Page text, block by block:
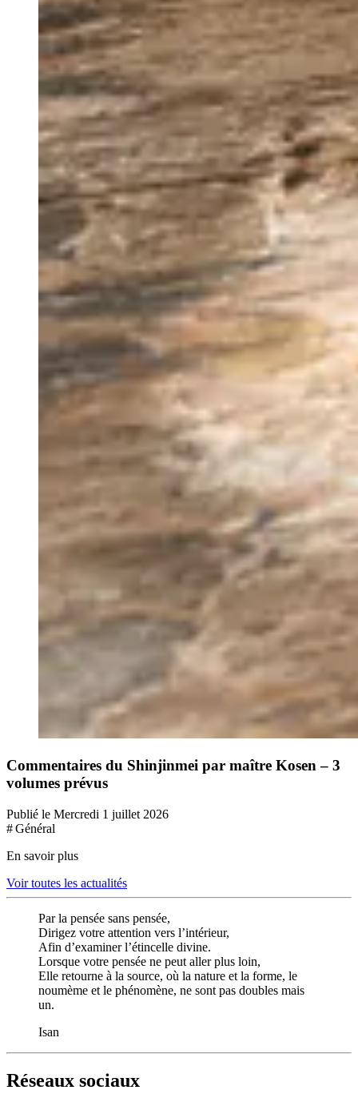
Commentaires du Shinjinmei par maître Kosen – 3
volumes prévus
Publié le Mercredi 1 juillet 2026
# Général
En savoir plus
Voir toutes les actualités
Par la pensée sans pensée,
Dirigez votre attention vers l’intérieur,
Afin d’examiner l’étincelle divine.
Lorsque votre pensée ne peut aller plus loin,
Elle retourne à la source, où la nature et la forme, le
noumème et le phénomène, ne sont pas doubles mais
un.
Isan
Réseaux sociaux